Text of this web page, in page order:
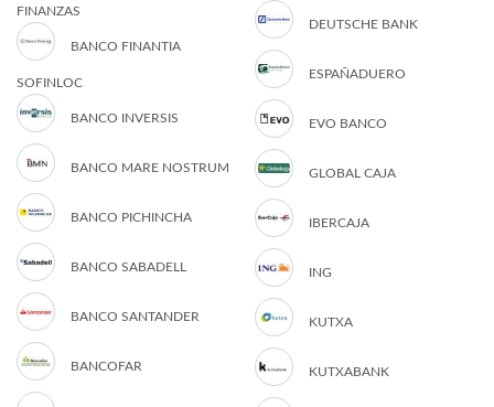
FINANZAS
BANCO FINANTIA
SOFINLOC
BANCO INVERSIS
BANCO MARE NOSTRUM
BANCO PICHINCHA
BANCO SABADELL
BANCO SANTANDER
BANCOFAR
DEUTSCHE BANK
ESPAÑADUERO
EVO BANCO
GLOBAL CAJA
IBERCAJA
ING
KUTXA
KUTXABANK